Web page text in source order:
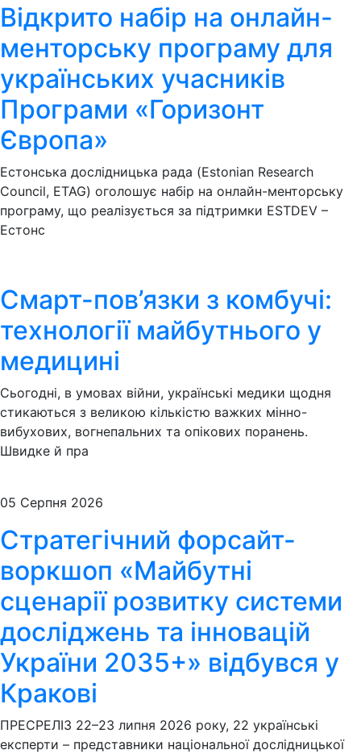
Відкрито набір на онлайн-
менторську програму для
українських учасників
Програми «Горизонт
Європа»
Естонська дослідницька рада (Estonian Research
Council, ETAG) оголошує набір на онлайн-менторську
програму, що реалізується за підтримки ESTDEV –
Естонс
Смарт-пов’язки з комбучі:
технології майбутнього у
медицині
Сьогодні, в умовах війни, українські медики щодня
стикаються з великою кількістю важких мінно-
вибухових, вогнепальних та опікових поранень.
Швидке й пра
05 Серпня 2026
Стратегічний форсайт-
воркшоп «Майбутні
сценарії розвитку системи
досліджень та інновацій
України 2035+» відбувся у
Кракові
ПРЕСРЕЛІЗ 22–23 липня 2026 року, 22 українські
експерти – представники національної дослідницької